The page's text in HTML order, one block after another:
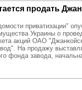
продать
приватизации"
Украины о
акций ОАО
На продажу
фонда завода,